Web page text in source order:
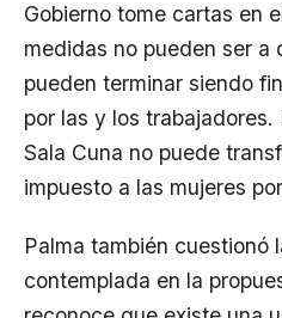
Gobierno tome cartas en
medidas no pueden ser a
pueden terminar siendo
por las y los
Sala Cuna no puede
impuesto a las mujeres
Palma también cuestionó
contemplada en la